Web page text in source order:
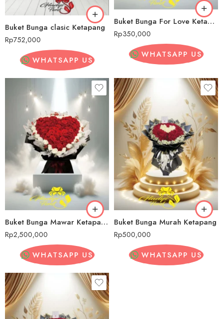
Buket Bunga clasic Ketapang
Rp752,000
WHATSAPP US
Buket Bunga For Love Ketapang
Rp350,000
WHATSAPP US
Buket Bunga Mawar Ketapang
Rp2,500,000
WHATSAPP US
Buket Bunga Murah Ketapang
Rp500,000
WHATSAPP US